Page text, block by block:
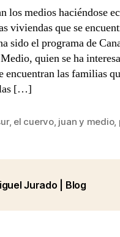
los medios haciéndose
viviendas que se
sido el programa de
quien se ha
encuentran las familias
las […]
, el cuervo, juan y medio,
Jurado | Blog